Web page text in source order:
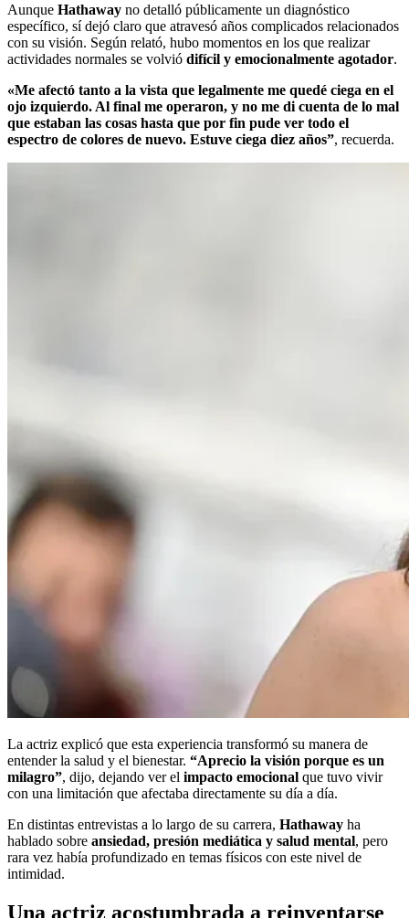
Aunque Hathaway no detalló públicamente un diagnóstico
específico, sí dejó claro que atravesó años complicados relacionados
con su visión. Según relató, hubo momentos en los que realizar
actividades normales se volvió difícil y emocionalmente agotador.
«Me afectó tanto a la vista que legalmente me quedé ciega en el
ojo izquierdo. Al final me operaron, y no me di cuenta de lo mal
que estaban las cosas hasta que por fin pude ver todo el
espectro de colores de nuevo. Estuve ciega diez años”, recuerda.
La actriz explicó que esta experiencia transformó su manera de
entender la salud y el bienestar. “Aprecio la visión porque es un
milagro”, dijo, dejando ver el impacto emocional que tuvo vivir
con una limitación que afectaba directamente su día a día.
En distintas entrevistas a lo largo de su carrera, Hathaway ha
hablado sobre ansiedad, presión mediática y salud mental, pero
rara vez había profundizado en temas físicos con este nivel de
intimidad.
Una actriz acostumbrada a reinventarse